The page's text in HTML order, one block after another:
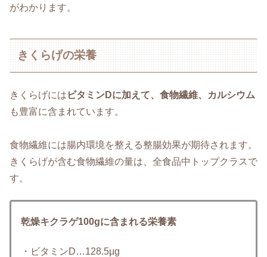
がわかります。
きくらげの栄養
きくらげには ビタミンDに加えて、食物繊維、カルシウム
も豊富に含まれています。
食物繊維には腸内環境を整える整腸効果が期待されます。
きくらげが含む食物繊維の量は、全食品中トップクラスで
す。
乾燥キクラゲ100gに含まれる栄養素
・ビタミンD…128.5μg